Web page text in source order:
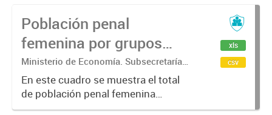
Población penal
femenina por grupos
quinquenales de edad.
Ministerio de Economía. Subsecretaría
de Coordinación Económica y
Estadística. Dirección Provincial de
Estadística.
En este cuadro se muestra el total
de población penal femenina
alojada en la provincia de Buenos
xls
csv